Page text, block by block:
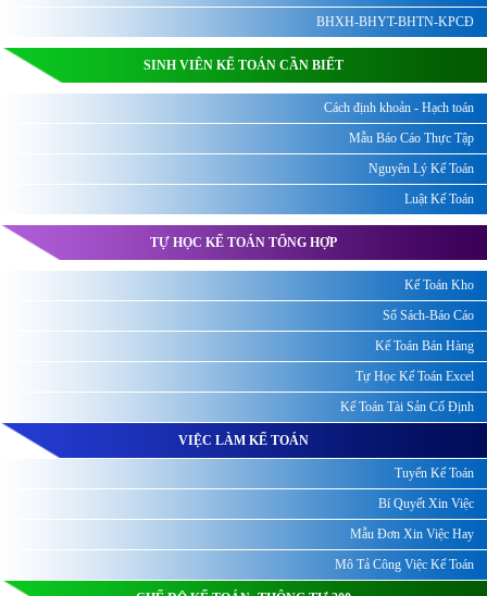
BHXH-BHYT-BHTN-KPCĐ
SINH VIÊN KẾ TOÁN CẦN BIẾT
Cách định khoản - Hạch toán
Mẫu Báo Cáo Thực Tập
Nguyên Lý Kế Toán
Luật Kế Toán
TỰ HỌC KẾ TOÁN TỔNG HỢP
Kế Toán Kho
Sổ Sách-Báo Cáo
Kế Toán Bán Hàng
Tự Học Kế Toán Excel
Kế Toán Tài Sản Cố Định
VIỆC LÀM KẾ TOÁN
Tuyển Kế Toán
Bí Quyết Xin Việc
Mẫu Đơn Xin Việc Hay
Mô Tả Công Việc Kế Toán